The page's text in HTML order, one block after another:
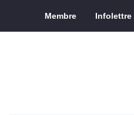
Saut au contenu principal
Membre Infolettre